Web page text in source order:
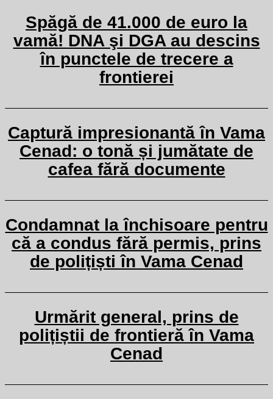
Spăgă de 41.000 de euro la
vamă! DNA şi DGA au descins
în punctele de trecere a
frontierei
Captură impresionantă în Vama
Cenad: o tonă și jumătate de
cafea fără documente
Condamnat la închisoare pentru
că a condus fără permis, prins
de polițiști în Vama Cenad
Urmărit general, prins de
polițiștii de frontieră în Vama
Cenad